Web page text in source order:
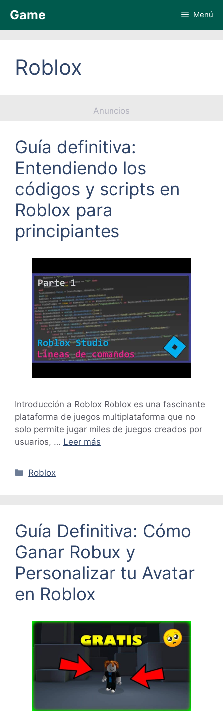
contenido
Game Menú
Roblox
Anuncios
Guía definitiva:
Entendiendo los
códigos y scripts en
Roblox para
principiantes
Introducción a Roblox Roblox es una fascinante
plataforma de juegos multiplataforma que no
solo permite jugar miles de juegos creados por
usuarios, … Leer más
Categorías
Roblox
Guía Definitiva: Cómo
Ganar Robux y
Personalizar tu Avatar
en Roblox